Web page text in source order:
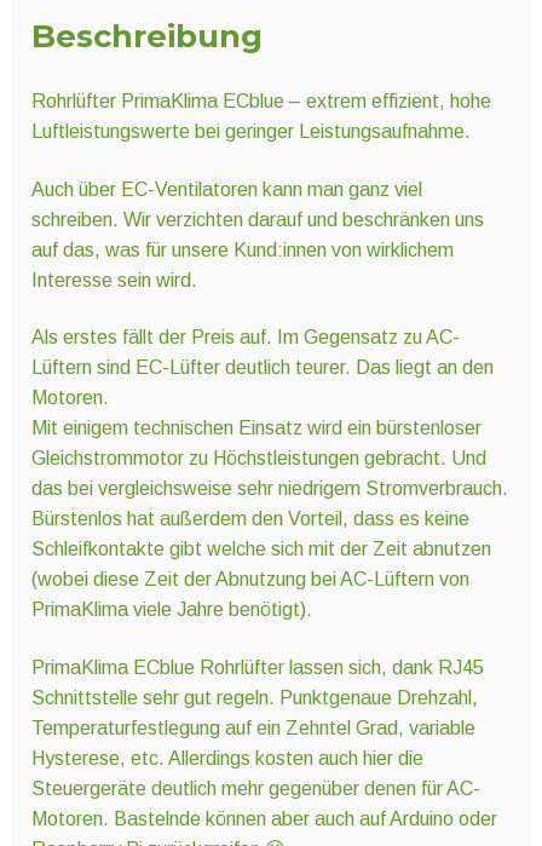
Beschreibung
Rohrlüfter PrimaKlima ECblue – extrem effizient, hohe
Luftleistungswerte bei geringer Leistungsaufnahme.
Auch über EC-Ventilatoren kann man ganz viel
schreiben. Wir verzichten darauf und beschränken uns
auf das, was für unsere Kund:innen von wirklichem
Interesse sein wird.
Als erstes fällt der Preis auf. Im Gegensatz zu AC-
Lüftern sind EC-Lüfter deutlich teurer. Das liegt an den
Motoren.
Mit einigem technischen Einsatz wird ein bürstenloser
Gleichstrommotor zu Höchstleistungen gebracht. Und
das bei vergleichsweise sehr niedrigem Stromverbrauch.
Bürstenlos hat außerdem den Vorteil, dass es keine
Schleifkontakte gibt welche sich mit der Zeit abnutzen
(wobei diese Zeit der Abnutzung bei AC-Lüftern von
PrimaKlima viele Jahre benötigt).
PrimaKlima ECblue Rohrlüfter lassen sich, dank RJ45
Schnittstelle sehr gut regeln. Punktgenaue Drehzahl,
Temperaturfestlegung auf ein Zehntel Grad, variable
Hysterese, etc. Allerdings kosten auch hier die
Steuergeräte deutlich mehr gegenüber denen für AC-
Motoren. Bastelnde können aber auch auf Arduino oder